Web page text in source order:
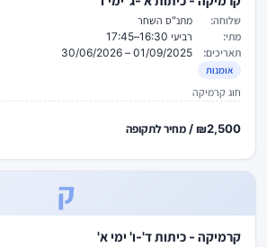
שלוחה:
מתנ"ס השחר
מתי:
רביעי 16:30–17:45
תאריכים:
01/09/2025 – 30/06/2026
אומנות
חוג קרמיקה
₪2,500 / מחיר לתקופה
ק
קרמיקה - כיתות ד'-ו' ימי א'